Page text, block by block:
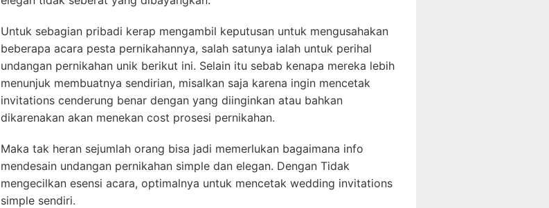
Untuk sebagian pribadi kerap mengambil keputusan untuk mengusahakan
beberapa acara pesta pernikahannya, salah satunya ialah untuk perihal
undangan pernikahan unik berikut ini. Selain itu sebab kenapa mereka lebih
menunjuk membuatnya sendirian, misalkan saja karena ingin mencetak
invitations cenderung benar dengan yang diinginkan atau bahkan
dikarenakan akan menekan cost prosesi pernikahan.
Maka tak heran sejumlah orang bisa jadi memerlukan bagaimana info
mendesain undangan pernikahan simple dan elegan. Dengan Tidak
mengecilkan esensi acara, optimalnya untuk mencetak wedding invitations
simple sendiri.